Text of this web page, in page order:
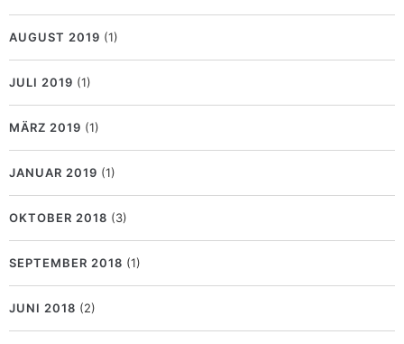
AUGUST 2019 (1)
JULI 2019 (1)
MÄRZ 2019 (1)
JANUAR 2019 (1)
OKTOBER 2018 (3)
SEPTEMBER 2018 (1)
JUNI 2018 (2)